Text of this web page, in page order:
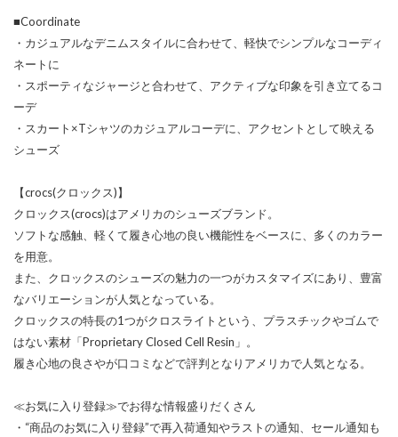
■Coordinate
・カジュアルなデニムスタイルに合わせて、軽快でシンプルなコーディ
ネートに
・スポーティなジャージと合わせて、アクティブな印象を引き立てるコ
ーデ
・スカート×Tシャツのカジュアルコーデに、アクセントとして映える
シューズ
【crocs(クロックス)】
クロックス(crocs)はアメリカのシューズブランド。
ソフトな感触、軽くて履き心地の良い機能性をベースに、多くのカラー
を用意。
また、クロックスのシューズの魅力の一つがカスタマイズにあり、豊富
なバリエーションが人気となっている。
クロックスの特長の1つがクロスライトという、プラスチックやゴムで
はない素材「Proprietary Closed Cell Resin」。
履き心地の良さやが口コミなどで評判となりアメリカで人気となる。
≪お気に入り登録≫でお得な情報盛りだくさん
・“商品のお気に入り登録”で再入荷通知やラストの通知、セール通知も